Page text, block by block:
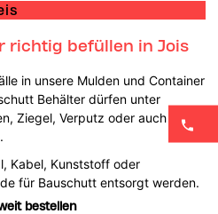
richtig befüllen in Jois
in unsere Mulden und Container
Behälter dürfen unter
Ziegel, Verputz oder auch
Kabel, Kunststoff oder
für Bauschutt entsorgt werden.
bestellen